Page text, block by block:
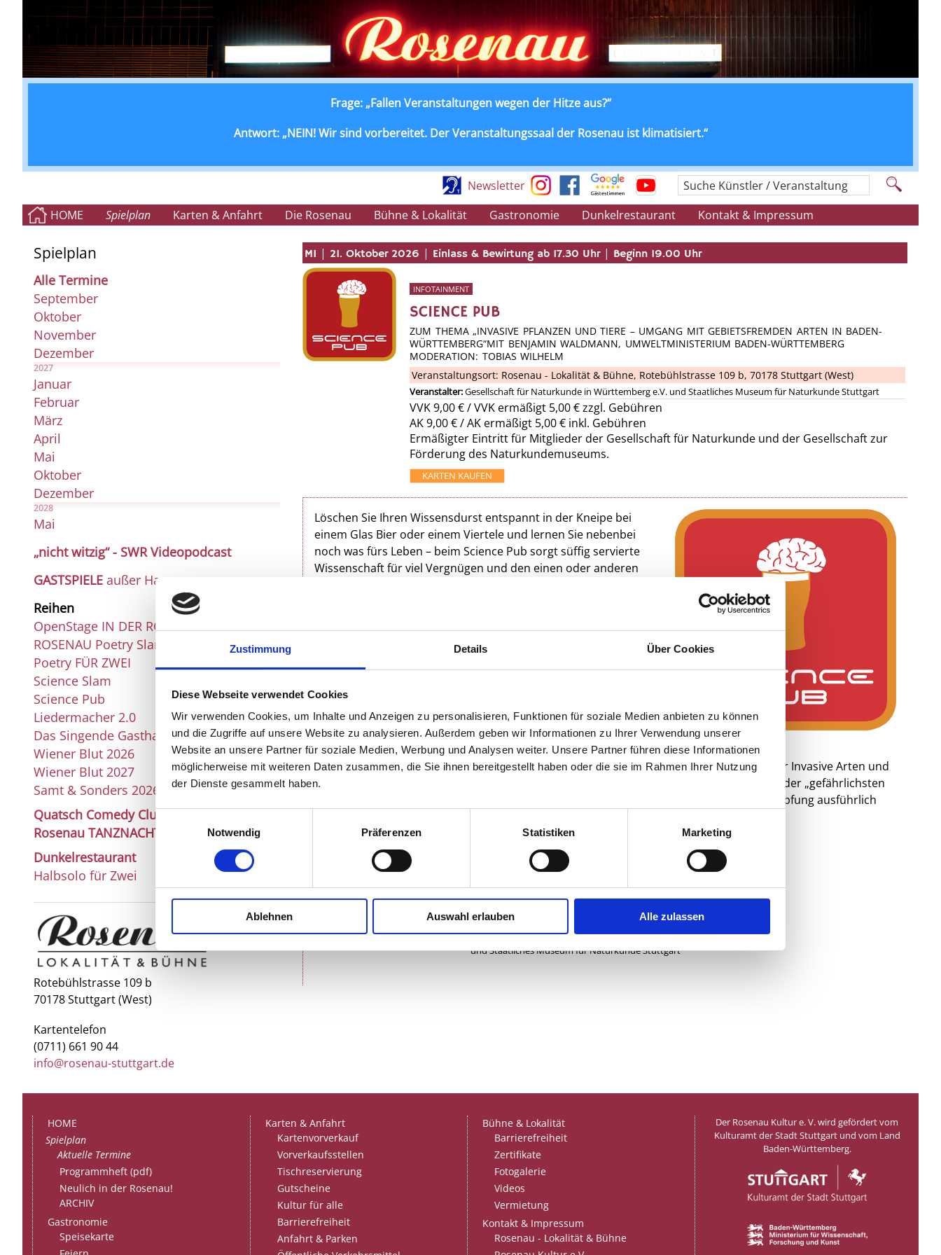
Zustimmung Details Über Cookies
Diese Webseite verwendet Cookies
Wir verwenden Cookies, um Inhalte und Anzeigen zu personalisieren, Funktionen für soziale Medien anbieten zu können
und die Zugriffe auf unsere Website zu analysieren. Außerdem geben wir Informationen zu Ihrer Verwendung unserer
Website an unsere Partner für soziale Medien, Werbung und Analysen weiter. Unsere Partner führen diese Informationen
möglicherweise mit weiteren Daten zusammen, die Sie ihnen bereitgestellt haben oder die sie im Rahmen Ihrer Nutzung
der Dienste gesammelt haben.
Einwilligungsauswahl
Notwendig
Präferenzen Statistiken Marketing
Ablehnen Auswahl erlauben Alle zulassen
Frage: „Fallen Veranstaltungen wegen der Hitze aus?“
Antwort: „NEIN! Wir sind vorbereitet. Der Veranstaltungssaal der Rosenau ist klimatisiert.“
Suche Künstler / Veranstaltung
Newsletter
HOME
Spielplan Karten & Anfahrt Die Rosenau Bühne & Lokalität Gastronomie Dunkelrestaurant Kontakt & Impressum
Spielplan
Alle Termine
September
Oktober
November
Dezember
2027
Januar
Februar
März
April
Mai
Oktober
Dezember
2028
Mai
„nicht witzig“ - SWR Videopodcast
GASTSPIELE außer Haus
Reihen
OpenStage IN DER ROSENAU
ROSENAU Poetry Slam
Poetry FÜR ZWEI
Science Slam
Science Pub
Liedermacher 2.0
Das Singende Gasthaus
Wiener Blut 2026
Wiener Blut 2027
Samt & Sonders 2026
Quatsch Comedy Club
Rosenau TANZNACHT
Dunkelrestaurant
Halbsolo für Zwei
Rotebühlstrasse 109 b
70178 Stuttgart (West)
Kartentelefon
(0711) 661 90 44
info@rosenau-stuttgart.de
MI | 21. Oktober 2026 | Einlass & Bewirtung ab 17.30 Uhr | Beginn 19.00 Uhr
INFOTAINMENT
SCIENCE PUB
ZUM THEMA „INVASIVE PFLANZEN UND TIERE – UMGANG MIT GEBIETSFREMDEN ARTEN IN BADEN-
WÜRTTEMBERG“MIT BENJAMIN WALDMANN, UMWELTMINISTERIUM BADEN-WÜRTTEMBERG
MODERATION: TOBIAS WILHELM
Veranstaltungsort: Rosenau - Lokalität & Bühne, Rotebühlstrasse 109 b, 70178 Stuttgart (West)
Veranstalter:Gesellschaft für Naturkunde in Württemberg e.V. und Staatliches Museum für Naturkunde Stuttgart
VVK9,00 €/ VVK ermäßigt 5,00 € zzgl. Gebühren
AK 9,00 € / AK ermäßigt 5,00 € inkl. Gebühren
Ermäßigter Eintritt für Mitglieder der Gesellschaft für Naturkunde und der Gesellschaft zur
Förderung des Naturkundemuseums.
KARTEN KAUFEN
Löschen Sie Ihren Wissensdurst entspannt in der Kneipe bei
einem Glas Bier oder einem Viertele und lernen Sie nebenbei
noch was fürs Leben – beim Science Pub sorgt süffig servierte
Wissenschaft für viel Vergnügen und den einen oder anderen
Asiatische „Killer“ Hornisse, Waschbärplage oder hochgiftige
Pflanzen. Die Presse ist voll mit Schlagzeilen und zeigt nur
beispielhaft, wie die Problematik mit invasiven gebietsfremden
zugenommen hat. Doch wie kommen diese Arten eigentlich zu
uns und gelangen ins Freiland? Und warum sind sie, z.B. für
heimische Arten und deren Lebensräume, so problematisch?
Und kann man diese „Invasion“ denn überhaupt stoppen?
Benjamin Waldmann vom baden-württembergischen Umweltministerium ist Spezialist für Invasive Arten und
wird einen spannenden Einblick in die Thematik geben. Dabei wird er nicht nur die TOP 3 der „gefährlichsten
Invasiven Arten“ vorstellen, sondern auch über Strategien zur Prävention und zur Bekämpfung ausführlich
Veranstalter: Gesellschaft für Naturkunde in Württemberg e.V.
und Staatliches Museum für Naturkunde Stuttgart
HOME
Spielplan
Aktuelle Termine
Programmheft (pdf)
Neulich in der Rosenau!
ARCHIV
Gastronomie
Speisekarte
Karten & Anfahrt
Kartenvorverkauf
Vorverkaufsstellen
Tischreservierung
Gutscheine
Kultur für alle
Barrierefreiheit
Anfahrt & Parken
Bühne & Lokalität
Barrierefreiheit
Zertifikate
Fotogalerie
Videos
Vermietung
Kontakt & Impressum
Rosenau - Lokalität & Bühne
Der Rosenau Kultur e. V. wird gefördert vom
Kulturamt der Stadt Stuttgart und vom Land
Baden-Württemberg.